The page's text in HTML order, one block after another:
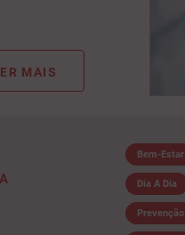
MAIS
Bem-Estar
Dia A Dia
Prevenção